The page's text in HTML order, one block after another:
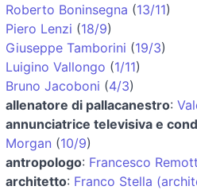
Roberto Boninsegna (13/11)
Piero Lenzi (18/9)
Giuseppe Tamborini (19/3)
Luigino Vallongo (1/11)
Bruno Jacoboni (4/3)
allenatore di pallacanestro:
annunciatrice televisiva e
Morgan (10/9)
antropologo: Francesco
architetto: Franco Stella